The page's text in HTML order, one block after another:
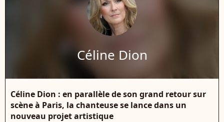
Céline Dion
Céline Dion : en parallèle de son grand retour sur
scène à Paris, la chanteuse se lance dans un
nouveau projet artistique